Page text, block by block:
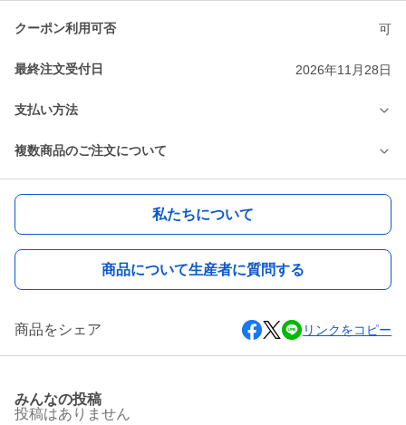
クーポン利用可否 可
最終注文受付日 2026年11月28日
支払い方法
複数商品のご注文について
私たちについて
商品について生産者に質問する
商品をシェア リンクをコピー
みんなの投稿
投稿はありません